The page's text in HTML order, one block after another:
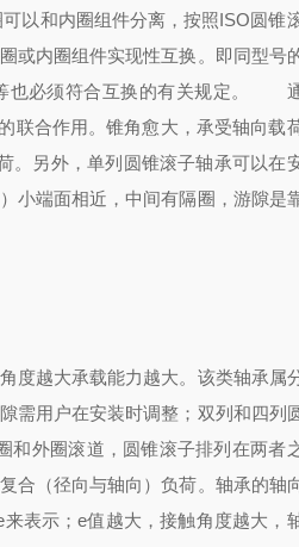
以和内圈组件分离，按照ISO圆锥
或内圈组件实现性互换。即同型号
等也必须符合互换的有关规定。
联合作用。锥角愈大，承受轴向载
。另外，单列圆锥滚子轴承可以在
小端面相近，中间有隔圈，游隙是
度越大承载能力越大。该类轴承属
需用户在安装时调整；双列和四列
和外圈滚道，圆锥滚子排列在两者
合（径向与轴向）负荷。轴承的轴
表示；e值越大，接触角度越大，